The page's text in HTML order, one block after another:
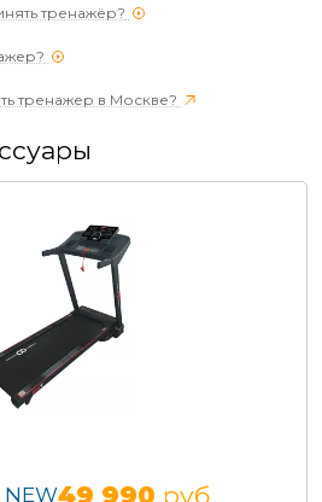
тренажёр?
тренажер в Москве?
49 990 руб.